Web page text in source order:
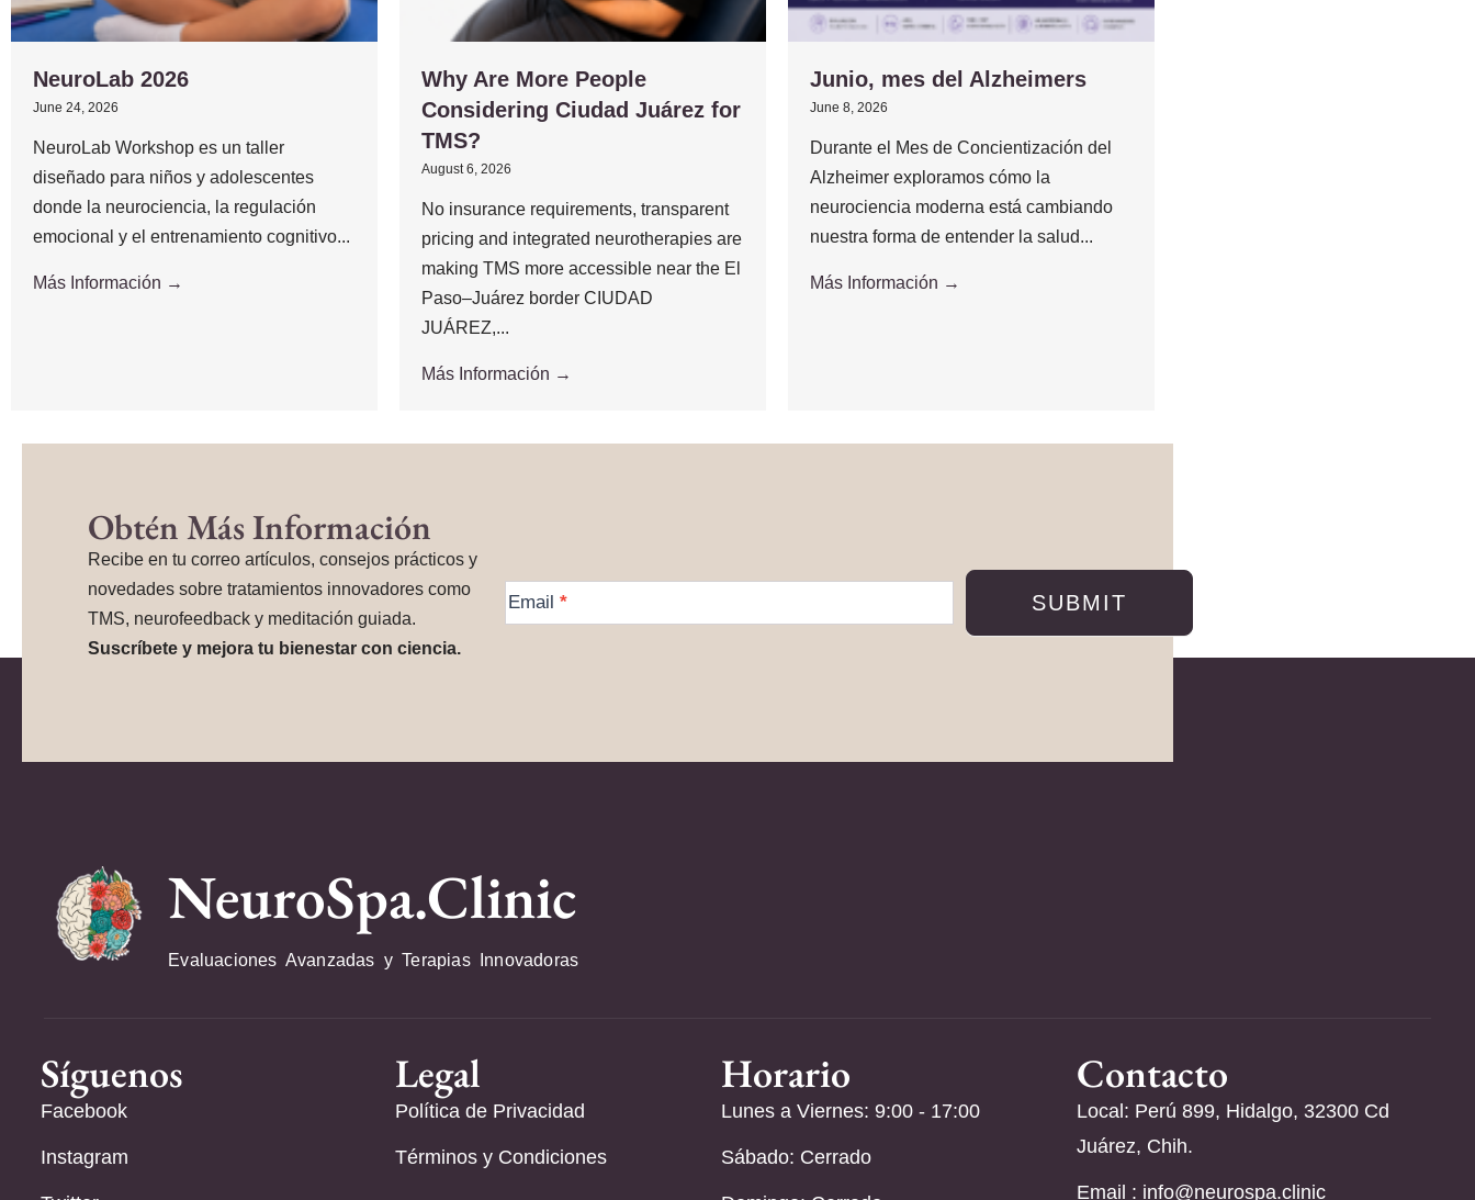
NeuroLab 2026
June 24, 2026
NeuroLab Workshop es un taller
diseñado para niños y adolescentes
donde la neurociencia, la regulación
emocional y el entrenamiento cognitivo...
Más Información →
Why Are More People
Considering Ciudad Juárez for
TMS?
August 6, 2026
No insurance requirements, transparent
pricing and integrated neurotherapies are
making TMS more accessible near the El
Paso–Juárez border CIUDAD
JUÁREZ,...
Más Información →
Junio, mes del Alzheimers
June 8, 2026
Durante el Mes de Concientización del
Alzheimer exploramos cómo la
neurociencia moderna está cambiando
nuestra forma de entender la salud...
Más Información →
Obtén Más Información
Recibe en tu correo artículos, consejos prácticos y
novedades sobre tratamientos innovadores como
TMS, neurofeedback y meditación guiada.
Suscríbete y mejora tu bienestar con ciencia.
Information
Email* SUBMIT
NeuroSpa.Clinic
Evaluaciones Avanzadas y Terapias Innovadoras
Síguenos
Facebook
Instagram
Legal
Política de Privacidad
Términos y Condiciones
Horario
Lunes a Viernes: 9:00 - 17:00
Sábado: Cerrado
Contacto
Local: Perú 899, Hidalgo, 32300 Cd
Juárez, Chih.
Email : info@neurospa.clinic